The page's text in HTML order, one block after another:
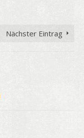
Nächster Eintrag